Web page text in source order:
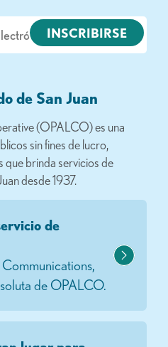
de San Juan
(OPALCO) es una
sin fines de lucro,
que brinda servicios de
desde 1937.
de
de OPALCO.